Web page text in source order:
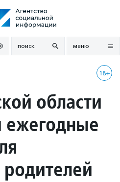
поиск меню
18+
области
ежегодные